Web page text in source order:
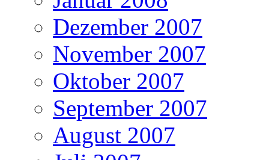
Dezember 2007
November 2007
Oktober 2007
September 2007
August 2007